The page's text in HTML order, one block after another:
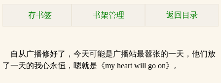
存书签 书架管理 返回目录
自从广播修好了，今天可能是广播站最嚣张的一天，他们放
了一天的我心永恒，嗯就是《my heart will go on》。